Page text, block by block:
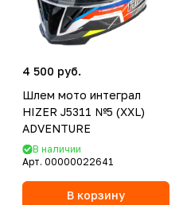
4 500 руб.
Шлем мото интеграл
HIZER J5311 №5 (XXL)
ADVENTURE
В наличии
Арт. 00000022641
В корзину